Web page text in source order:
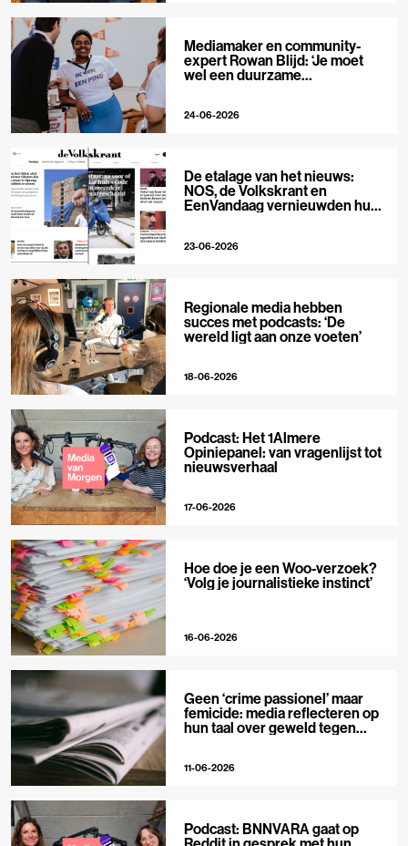
Mediamaker en community-
expert Rowan Blijd: ‘Je moet
wel een duurzame
24-06-2026
De etalage van het nieuws:
NOS, de Volkskrant en
EenVandaag vernieuwden hun
23-06-2026
Regionale media hebben
succes met podcasts: ‘De
wereld ligt aan onze voeten’
18-06-2026
Podcast: Het 1Almere
Opiniepanel: van vragenlijst tot
nieuwsverhaal
17-06-2026
Hoe doe je een Woo-verzoek?
‘Volg je journalistieke instinct’
16-06-2026
Geen ‘crime passionel’ maar
femicide: media reflecteren op
hun taal over geweld tegen
11-06-2026
Podcast: BNNVARA gaat op